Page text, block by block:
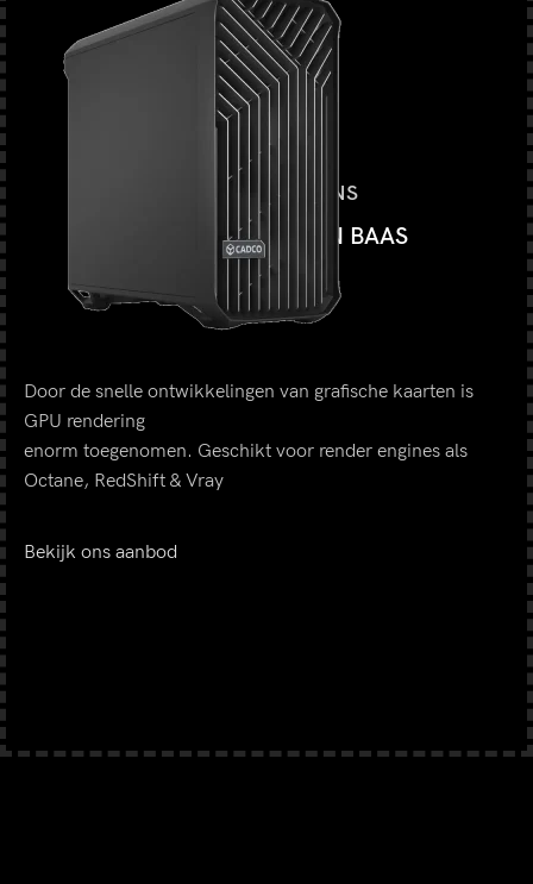
RENDERSTATIONS
RENDEREN ALS EEN BAAS
Door de snelle ontwikkelingen van grafische kaarten is
GPU rendering
enorm toegenomen. Geschikt voor render engines als
Octane, RedShift & Vray
Bekijk ons aanbod